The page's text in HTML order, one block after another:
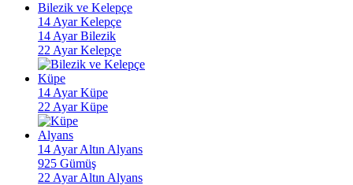
Bilezik ve Kelepçe
14 Ayar Kelepçe
14 Ayar Bilezik
22 Ayar Kelepçe
Küpe
14 Ayar Küpe
22 Ayar Küpe
Alyans
14 Ayar Altın Alyans
925 Gümüş
22 Ayar Altın Alyans